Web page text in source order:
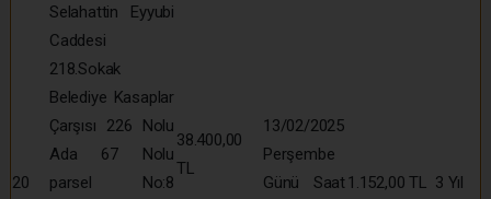
20
Selahattin Eyyubi
Caddesi
218.Sokak
Belediye Kasaplar
Çarşısı 226 Nolu
Ada 67 Nolu
parsel No:8
38.400,00
TL
13/02/2025
Perşembe
Günü Saat 1.152,00 TL 3 Yıl